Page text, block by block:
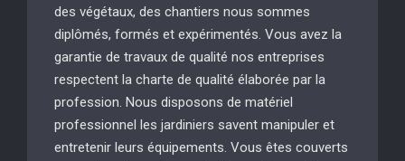
des végétaux, des chantiers nous sommes
diplômés, formés et expérimentés. Vous avez la
garantie de travaux de qualité nos entreprises
respectent la charte de qualité élaborée par la
profession. Nous disposons de matériel
professionnel les jardiniers savent manipuler et
entretenir leurs équipements. Vous êtes couverts